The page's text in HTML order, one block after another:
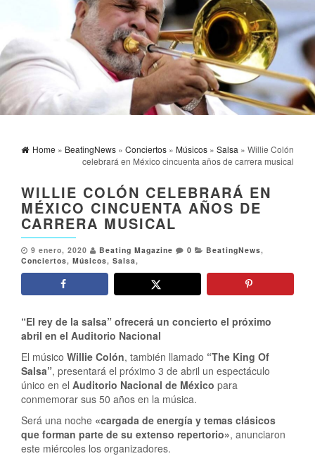
Home » BeatingNews » Conciertos » Músicos » Salsa » Willie Colón
celebrará en México cincuenta años de carrera musical
WILLIE COLÓN CELEBRARÁ EN
MÉXICO CINCUENTA AÑOS DE
CARRERA MUSICAL
9 enero, 2020 Beating Magazine 0 BeatingNews,
Conciertos, Músicos, Salsa,
“El rey de la salsa” ofrecerá un concierto el próximo
abril en el Auditorio Nacional
El músico Willie Colón, también llamado “The King Of
Salsa”, presentará el próximo 3 de abril un espectáculo
único en el Auditorio Nacional de México para
conmemorar sus 50 años en la música.
Será una noche «cargada de energía y temas clásicos
que forman parte de su extenso repertorio», anunciaron
este miércoles los organizadores.